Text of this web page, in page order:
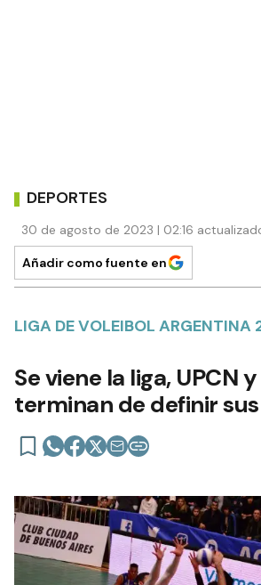
DEPORTES
30 de agosto de 2023 | 02:16
Añadir como fuente en
LIGA DE VOLEIBOL ARGENTINA
Se viene la liga, UPCN
terminan de definir